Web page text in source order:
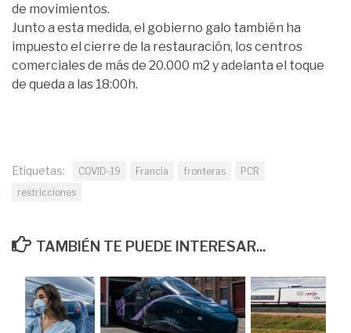
de movimientos.
Junto a esta medida, el gobierno galo también ha
impuesto el cierre de la restauración, los centros
comerciales de más de 20.000 m2 y adelanta el toque
de queda a las 18:00h.
Etiquetas: COVID-19 Francia fronteras
PCR
restricciones
TAMBIÉN TE PUEDE INTERESAR...